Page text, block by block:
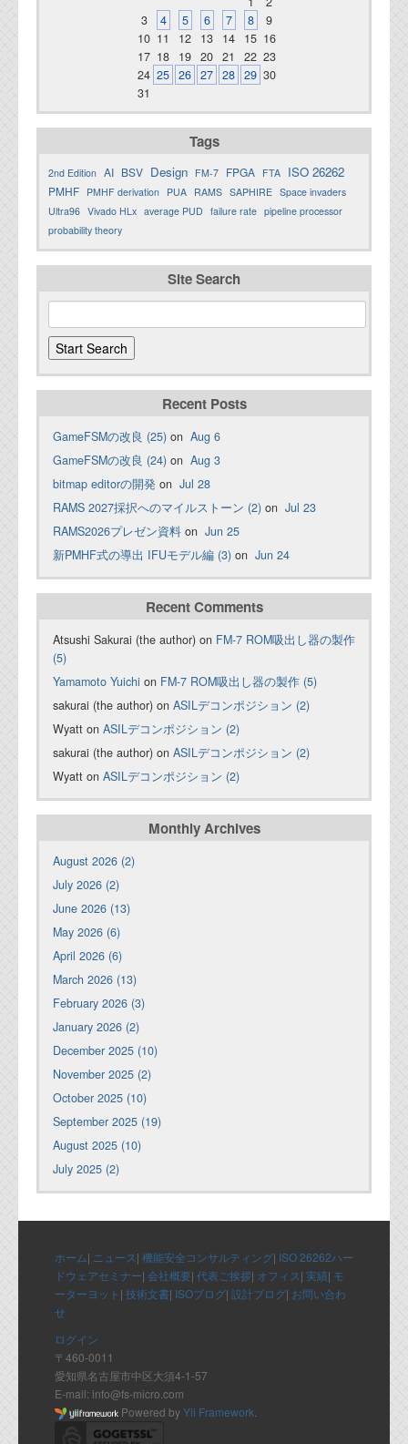
3
4 5 6 7 8
9
10 11 12 13 14 15 16
17 18 19 20 21 22 23
24 25 26 27 28 29 30
31
Tags
2nd Edition AI BSV Design FM-7 FPGA FTA ISO 26262
PMHF PMHF derivation PUA RAMS SAPHIRE Space invaders
Ultra96 Vivado HLx average PUD failure rate pipeline processor
probability theory
Site Search
Recent Posts
GameFSMの改良 (25) on Aug 6
GameFSMの改良 (24) on Aug 3
bitmap editorの開発 on Jul 28
RAMS 2027採択へのマイルストーン (2) on Jul 23
RAMS2026プレゼン資料 on Jun 25
新PMHF式の導出 IFUモデル編 (3) on Jun 24
Recent Comments
Atsushi Sakurai (the author) on FM-7 ROM吸出し器の製作
(5)
Yamamoto Yuichi on FM-7 ROM吸出し器の製作 (5)
sakurai (the author) on ASILデコンポジション (2)
Wyatt on ASILデコンポジション (2)
sakurai (the author) on ASILデコンポジション (2)
Wyatt on ASILデコンポジション (2)
Monthly Archives
August 2026 (2)
July 2026 (2)
June 2026 (13)
May 2026 (6)
April 2026 (6)
March 2026 (13)
February 2026 (3)
January 2026 (2)
December 2025 (10)
November 2025 (2)
October 2025 (10)
September 2025 (19)
August 2025 (10)
July 2025 (2)
ホーム| ニュース| 機能安全コンサルティング| ISO 26262ハー
ドウェアセミナー| 会社概要| 代表ご挨拶| オフィス| 実績| モ
ーターヨット | 技術文書| ISOブログ| 設計ブログ| お問い合わ
せ
ログイン
〒460-0011
愛知県名古屋市中区大須4-1-57
E-mail: info@fs-micro.com
Powered byYii Framework